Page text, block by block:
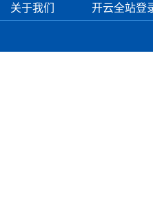
关于我们 开云全站登